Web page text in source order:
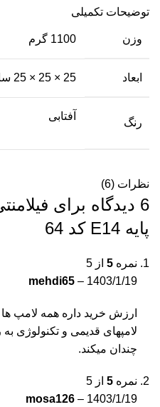
توضیحات تکمیلی
وزن 1100 گرم
ابعاد 25 × 25 × 25 سانتیمتر
رنگ
آفتابی
نظرات (6)
6 دیدگاه برای
پایه E14 کد 64
نمره 5 از 5
mehdi65 – 1403/1/19
ارزش خرید داره همه لامپ
لامپهای قدیمی و تکنولوژی به
چندان میکند.
نمره 5 از 5
mosa126 – 1403/1/19